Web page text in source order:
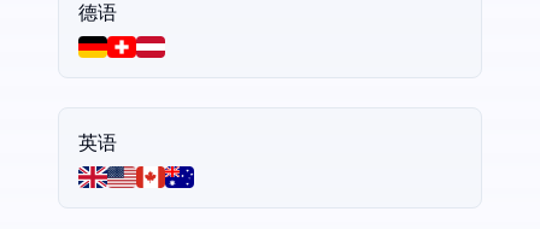
德语
英语